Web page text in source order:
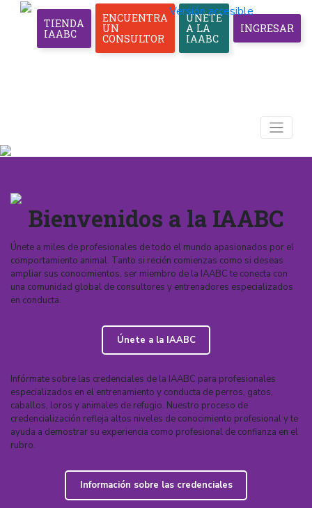
Versión accesible
TIENDA
IAABC
ENCUENTRA
UN
CONSULTOR
ÚNETE
A LA
IAABC
INGRESAR
Bienvenidos a la IAABC
Únete a miles de profesionales de todo el mundo apasionados por el
comportamiento animal. Tanto si recién comienzas como si deseas
ampliar sus conocimientos, ser miembro de la IAABC te conecta con
una comunidad global de consultores y entrenadores especializados
en conducta.
Únete a la IAABC
Infórmate sobre las credenciales de la IAABC para profesionales
especializados en el entrenamiento y conducta de perros, gatos,
caballos, loros y animales de refugio. Nuestro proceso de
credencialización refleja altos niveles de conocimiento profesional y te
ayuda a demostrar su experiencia como profesional de confianza en el
rubro.
Información sobre las credenciales